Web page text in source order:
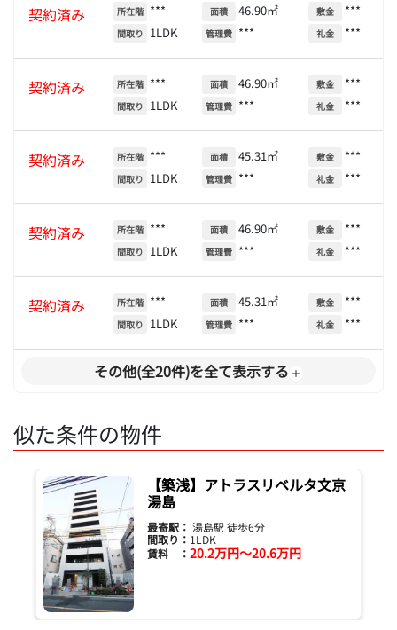
契約済み 所在階 ***
間取り 1LDK
面積 46.90㎡
管理費 ***
敷金 ***
礼金 ***
契約済み 所在階 ***
間取り 1LDK
面積 46.90㎡
管理費 ***
敷金 ***
礼金 ***
契約済み 所在階 ***
間取り 1LDK
面積 45.31㎡
管理費 ***
敷金 ***
礼金 ***
契約済み 所在階 ***
間取り 1LDK
面積 46.90㎡
管理費 ***
敷金 ***
礼金 ***
契約済み 所在階 ***
間取り 1LDK
面積 45.31㎡
管理費 ***
敷金 ***
礼金 ***
その他(全20件)を全て表示する
似た条件の物件
【築浅】アトラスリベルタ文京
湯島
最寄駅： 湯島駅 徒歩6分
間取り： 1LDK
賃料 ： 20.2万円～20.6万円